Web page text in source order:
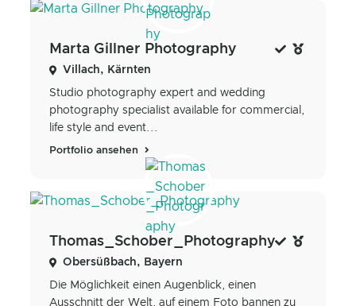
Marta Gillner Photography
Villach, Kärnten
Studio photography expert and wedding
photography specialist available for commercial,
life style and event...
Portfolio ansehen
Thomas_Schober_Photography
Obersüßbach, Bayern
Die Möglichkeit einen Augenblick, einen
Ausschnitt der Welt, auf einem Foto bannen zu